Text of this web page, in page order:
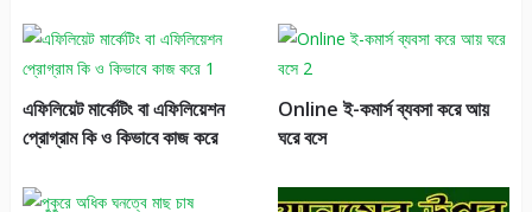
এফিলিয়েট মার্কেটিং বা এফিলিয়েশন
প্রোগ্রাম কি ও কিভাবে কাজ করে
Online ই-কমার্স ব্যবসা করে আয়
ঘরে বসে